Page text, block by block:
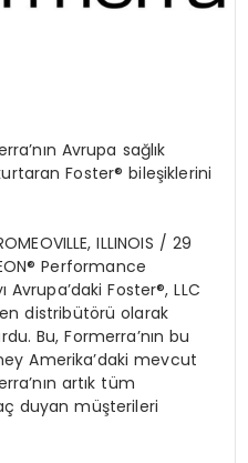
Avrupa sağlık
Foster® bileşiklerini
ILLINOIS / 29
Performance
Avrupa’dakiFoster®, LLC
distribütörü olarak
Bu,Formerra’nın bu
Amerika’daki mevcut
artık tüm
duyan müşterileri